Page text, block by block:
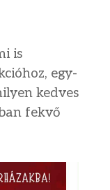
is
egy-
kedves
fekvő